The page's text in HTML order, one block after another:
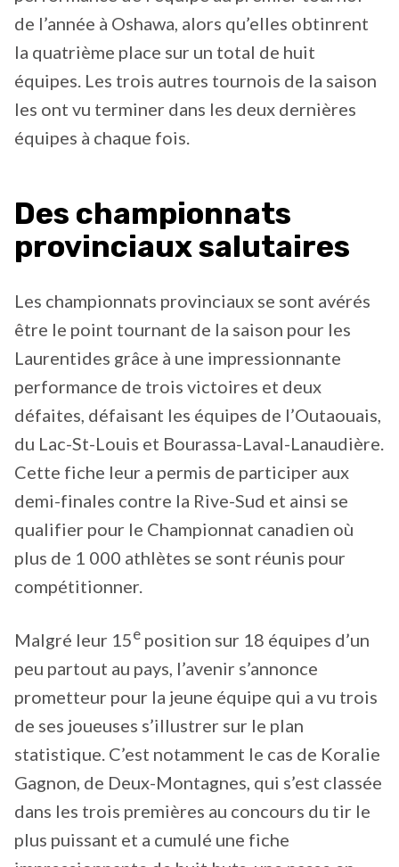
de l’année à Oshawa, alors qu’elles obtinrent
la quatrième place sur un total de huit
équipes. Les trois autres tournois de la saison
les ont vu terminer dans les deux dernières
équipes à chaque fois.
Des championnats
provinciaux salutaires
Les championnats provinciaux se sont avérés
être le point tournant de la saison pour les
Laurentides grâce à une impressionnante
performance de trois victoires et deux
défaites, défaisant les équipes de l’Outaouais,
du Lac-St-Louis et Bourassa-Laval-Lanaudière.
Cette fiche leur a permis de participer aux
demi-finales contre la Rive-Sud et ainsi se
qualifier pour le Championnat canadien où
plus de 1 000 athlètes se sont réunis pour
compétitionner.
Malgré leur 15e position sur 18 équipes d’un
peu partout au pays, l’avenir s’annonce
prometteur pour la jeune équipe qui a vu trois
de ses joueuses s’illustrer sur le plan
statistique. C’est notamment le cas de Koralie
Gagnon, de Deux-Montagnes, qui s’est classée
dans les trois premières au concours du tir le
plus puissant et a cumulé une fiche